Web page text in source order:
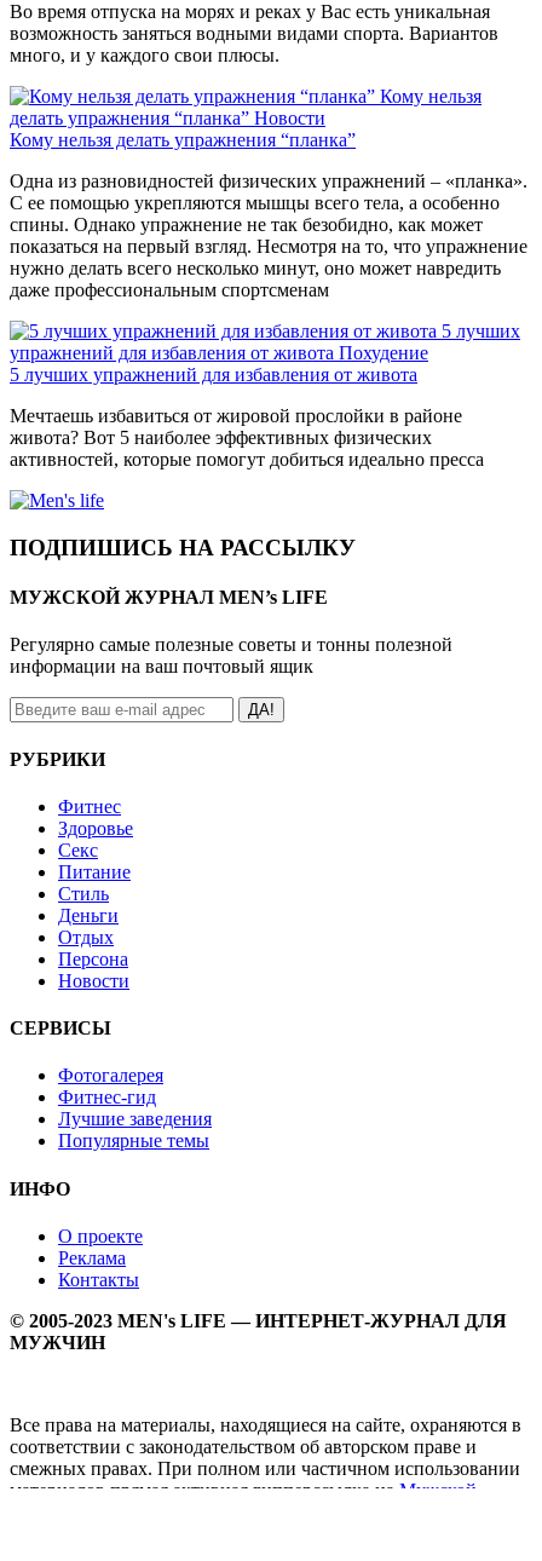
Во время отпуска на морях и реках у Вас есть уникальная
возможность заняться водными видами спорта. Вариантов
много, и у каждого свои плюсы.
Кому нельзя
делать упражнения “планка” Новости
Кому нельзя делать упражнения “планка”
Одна из разновидностей физических упражнений – «планка».
С ее помощью укрепляются мышцы всего тела, а особенно
спины. Однако упражнение не так безобидно, как может
показаться на первый взгляд. Несмотря на то, что упражнение
нужно делать всего несколько минут, оно может навредить
даже профессиональным спортсменам
5 лучших
упражнений для избавления от живота Похудение
5 лучших упражнений для избавления от живота
Мечтаешь избавиться от жировой прослойки в районе
живота? Вот 5 наиболее эффективных физических
активностей, которые помогут добиться идеально пресса
ПОДПИШИСЬ НА РАССЫЛКУ
МУЖСКОЙ ЖУРНАЛ MEN’s LIFE
Регулярно самые полезные советы и тонны полезной
информации на ваш почтовый ящик
ДА!
РУБРИКИ
Фитнес
Здоровье
Секс
Питание
Стиль
Деньги
Отдых
Персона
Новости
СЕРВИСЫ
Фотогалерея
Фитнес-гид
Лучшие заведения
Популярные темы
ИНФО
О проекте
Реклама
Контакты
© 2005-2023 MEN's LIFE — ИНТЕРНЕТ-ЖУРНАЛ ДЛЯ
МУЖЧИН
Все права на материалы, находящиеся на сайте, охраняются в
соответствии с законодательством об авторском праве и
смежных правах. При полном или частичном использовании
материалов прямая активная гипперссылка на Мужской